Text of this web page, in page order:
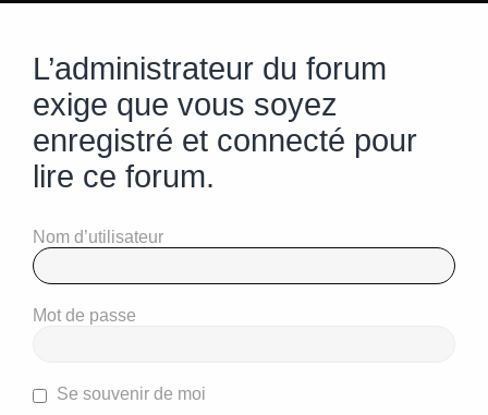
L’administrateur du forum
exige que vous soyez
enregistré et connecté pour
lire ce forum.
Nom d’utilisateur
Mot de passe
Se souvenir de moi